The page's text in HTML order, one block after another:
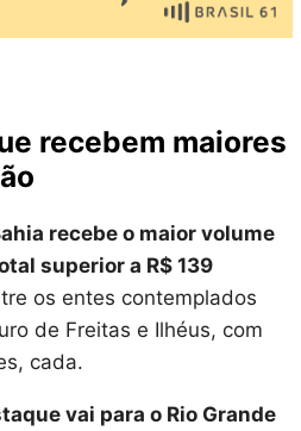
recebem maiores
recebe o maior volume
superior a R$ 139
os entes contemplados
de Freitas e Ilhéus, com
cada.
vai para o Rio Grande